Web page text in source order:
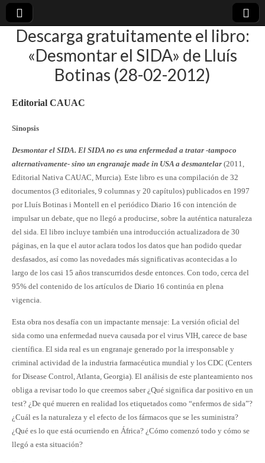
plural-
21.org
Descarga gratuitamente el libro:
«Desmontar el SIDA» de Lluís
Botinas (28-02-2012)
Editorial CAUAC
Sinopsis
Desmontar el SIDA. El SIDA no es una enfermedad a tratar -tampoco
alternativamente- sino un engranaje made in USA a desmantelar (2011,
Editorial Nativa CAUAC, Murcia) Este libro es una compilación de 32
documentos (3 editoriales, 9 columnas y 20 capítulos) publicados en 1997
por Lluís Botinas i Montell en el periódico Diario 16 con intención de
impulsar un debate, que no llegó a producirse, sobre la auténtica naturaleza
del sida. El libro incluye también una introducción actualizadora de 30
páginas, en la que el autor aclara todos los datos que han podido quedar
desfasados, así como las novedades más significativas acontecidas a lo
largo de los casi 15 años transcurridos desde entonces. Con todo, cerca del
95% del contenido de los artículos de Diario 16 continúa en plena
vigencia.
Esta obra nos desafía con un impactante mensaje: La versión oficial del
sida como una enfermedad nueva causada por el virus VIH, carece de base
científica. El sida real es un engranaje generado por la irresponsable y
criminal actividad de la industria farmacéutica mundial y los CDC (Centers
for Disease Control, Atlanta, Georgia). El análisis de este planteamiento nos
obliga a revisar todo lo que creemos saber ¿Qué significa dar positivo en un
test? ¿De qué mueren en realidad los etiquetados como “enfermos de sida”?
¿Cuál es la naturaleza y el efecto de los fármacos que se les suministra?
¿Qué es lo que está ocurriendo en África? ¿Cómo comenzó todo y cómo se
llegó a esta situación?